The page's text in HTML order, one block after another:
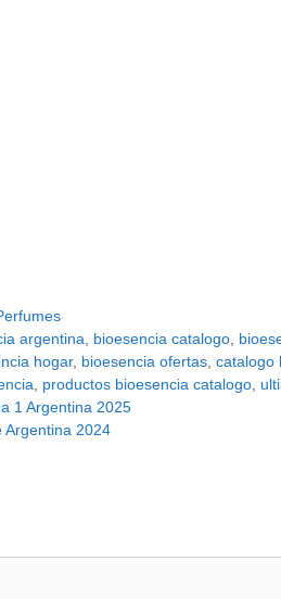
argentina, bioesencia catalogo,
hogar, bioesencia ofertas, catalogo
, productos bioesencia catalogo,
1 Argentina 2025
Argentina 2024